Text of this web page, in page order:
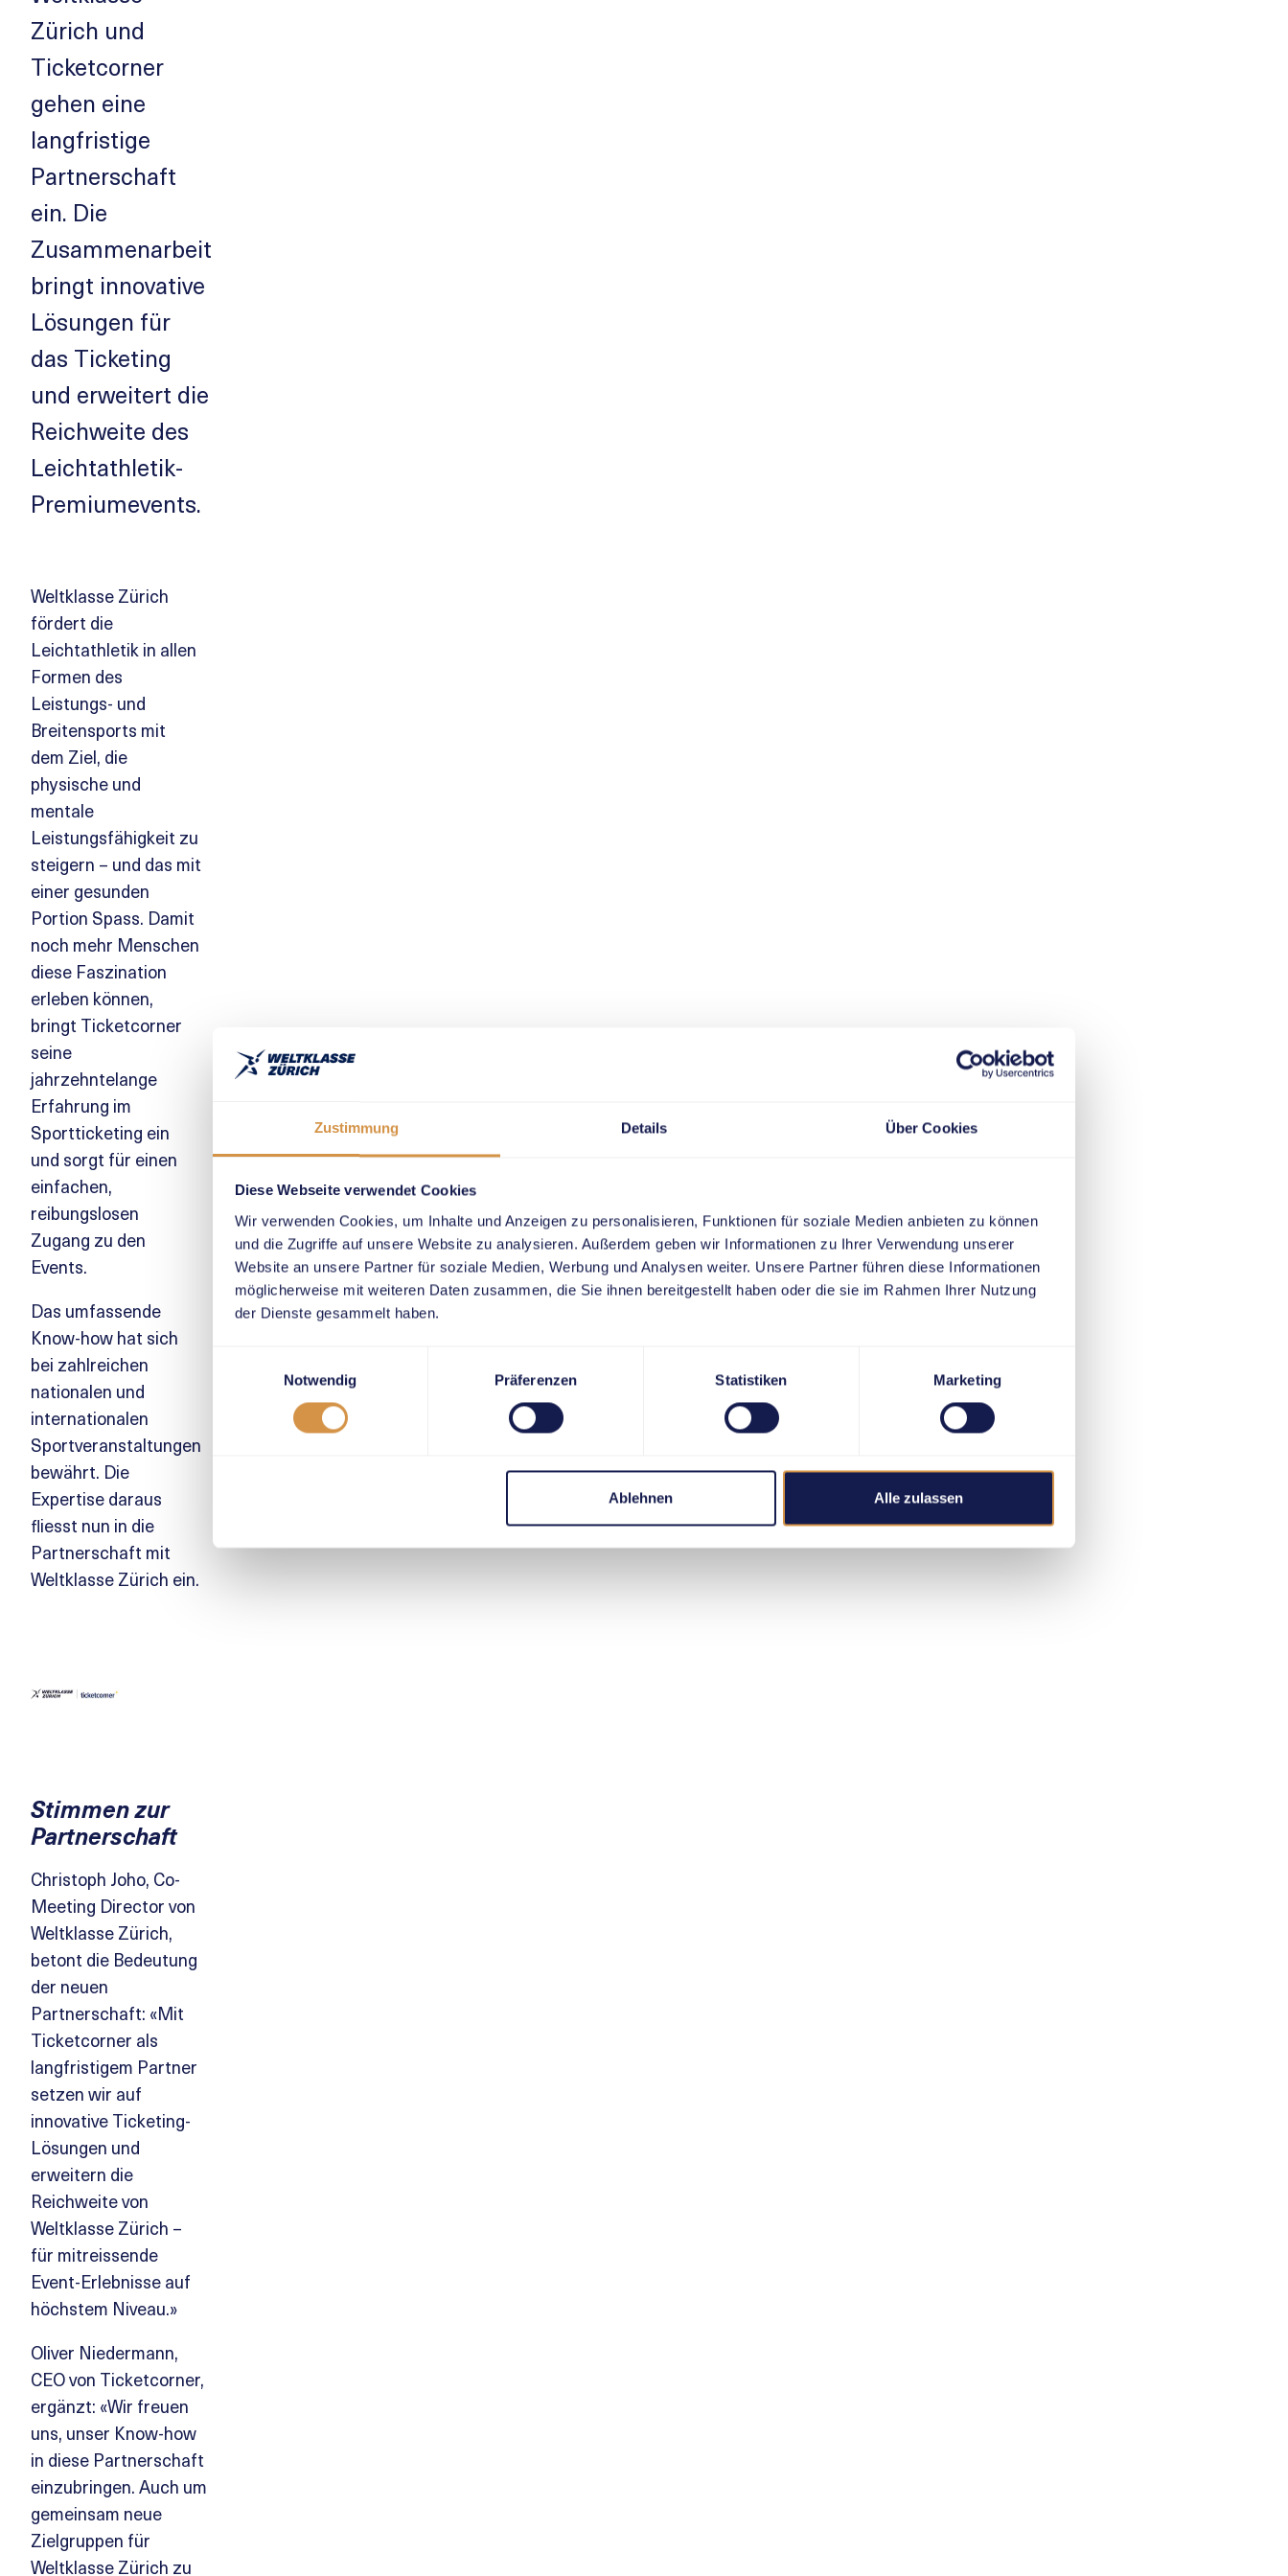
Zustimmung Details Über Cookies
Diese Webseite verwendet Cookies
Wir verwenden Cookies, um Inhalte und Anzeigen zu personalisieren, Funktionen für soziale Medien anbieten zu können
und die Zugriffe auf unsere Website zu analysieren. Außerdem geben wir Informationen zu Ihrer Verwendung unserer
Website an unsere Partner für soziale Medien, Werbung und Analysen weiter. Unsere Partner führen diese Informationen
möglicherweise mit weiteren Daten zusammen, die Sie ihnen bereitgestellt haben oder die sie im Rahmen Ihrer Nutzung
der Dienste gesammelt haben.
Notwendig
Präferenzen Statistiken Marketing
Ablehnen Alle zulassen
Zürich und
Ticketcorner
gehen eine
langfristige
Partnerschaft
ein. Die
Zusammenarbeit
bringt innovative
Lösungen für
das Ticketing
und erweitert die
Reichweite des
Leichtathletik-
Premiumevents.
Weltklasse Zürich
fördert die
Leichtathletik in allen
Formen des
Leistungs- und
Breitensports mit
dem Ziel, die
physische und
mentale
Leistungsfähigkeit zu
steigern – und das mit
einer gesunden
Portion Spass. Damit
noch mehr Menschen
diese Faszination
erleben können,
bringt Ticketcorner
seine
jahrzehntelange
Erfahrung im
Sportticketing ein
und sorgt für einen
einfachen,
reibungslosen
Zugang zu den
Events.
Das umfassende
Know-how hat sich
bei zahlreichen
nationalen und
internationalen
Sportveranstaltungen
bewährt. Die
Expertise daraus
fliesst nun in die
Partnerschaft mit
Weltklasse Zürich ein.
Stimmen zur
Partnerschaft
Christoph Joho, Co-
Meeting Director von
Weltklasse Zürich,
betont die Bedeutung
der neuen
Partnerschaft: «Mit
Ticketcorner als
langfristigem Partner
setzen wir auf
innovative Ticketing-
Lösungen und
erweitern die
Reichweite von
Weltklasse Zürich –
für mitreissende
Event-Erlebnisse auf
höchstem Niveau.»
Oliver Niedermann,
CEO von Ticketcorner,
ergänzt: «Wir freuen
uns, unser Know-how
in diese Partnerschaft
einzubringen. Auch um
gemeinsam neue
Zielgruppen für
Weltklasse Zürich zu